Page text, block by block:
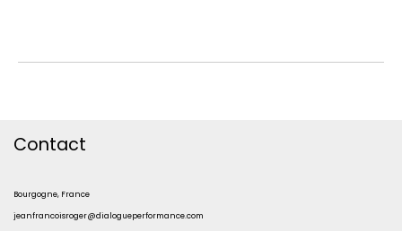
Contact
Bourgogne, France
jeanfrancoisroger@dialogueperformance.com